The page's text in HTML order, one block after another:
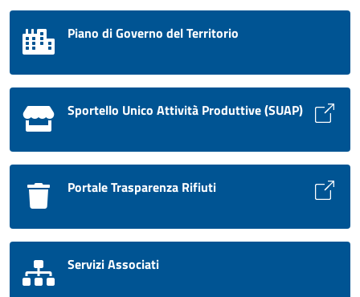
Piano di Governo del Territorio
Sportello Unico Attività Produttive (SUAP)
Portale Trasparenza Rifiuti
Servizi Associati